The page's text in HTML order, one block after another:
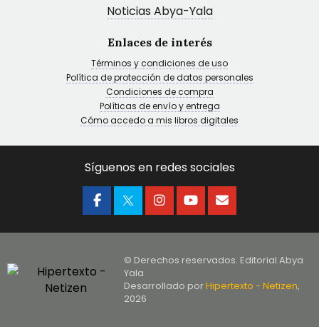
Noticias Abya-Yala
Enlaces de interés
Términos y condiciones de uso
Política de protección de datos personales
Condiciones de compra
Políticas de envío y entrega
Cómo accedo a mis libros digitales
Síguenos en redes sociales
© Derechos reservados. Editorial Abya
Yala
Desarrollado porHipertexto - Netizen,
2026